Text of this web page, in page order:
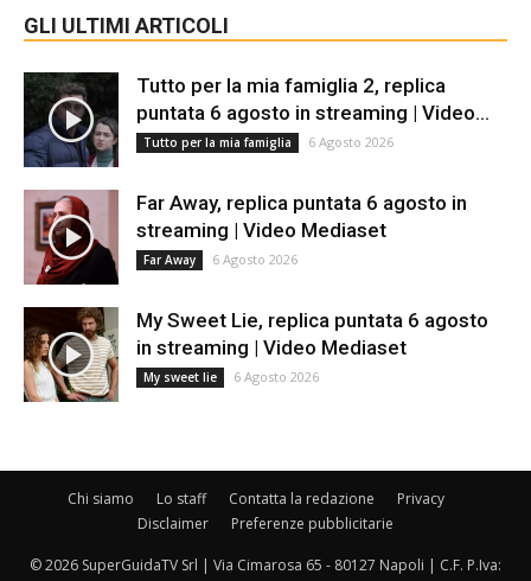
GLI ULTIMI ARTICOLI
Tutto per la mia famiglia 2, replica
puntata 6 agosto in streaming | Video...
Tutto per la mia famiglia 6 Agosto 2026
Far Away, replica puntata 6 agosto in
streaming | Video Mediaset
Far Away 6 Agosto 2026
My Sweet Lie, replica puntata 6 agosto
in streaming | Video Mediaset
My sweet lie 6 Agosto 2026
Chi siamo Lo staff Contatta la redazione
Privacy
Disclaimer
Preferenze pubblicitarie
© 2026 SuperGuidaTV Srl | Via Cimarosa 65 - 80127 Napoli | C.F. P.Iva: